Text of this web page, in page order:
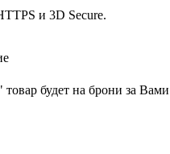
и 3D Secure.
будет на брони за